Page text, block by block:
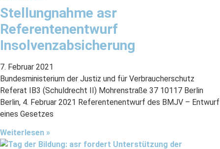
Stellungnahme asr
Referentenentwurf
Insolvenzabsicherung
7. Februar 2021
Bundesministerium der Justiz und für Verbraucherschutz
Referat IB3 (Schuldrecht II) Mohrenstraße 37 10117 Berlin
Berlin, 4. Februar 2021 Referentenentwurf des BMJV – Entwurf
eines Gesetzes
Weiterlesen »